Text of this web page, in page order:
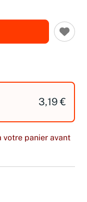
3,19 €
panier avant